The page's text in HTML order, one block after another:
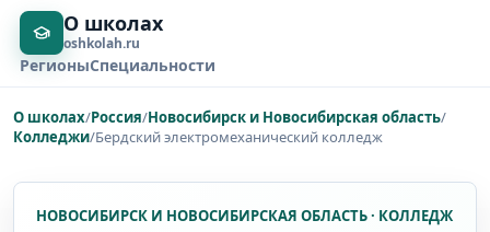
О школах
oshkolah.ru
РегионыСпециальности
О школах/Россия/Новосибирск и Новосибирская область/
Колледжи/Бердский электромеханический колледж
НОВОСИБИРСК И НОВОСИБИРСКАЯ ОБЛАСТЬ · КОЛЛЕДЖ